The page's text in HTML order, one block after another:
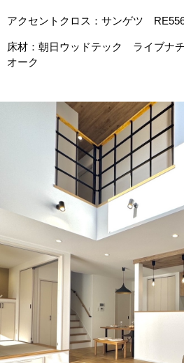
アクセントクロス：サンゲツ
床材：朝日ウッドテック ライブ
オーク